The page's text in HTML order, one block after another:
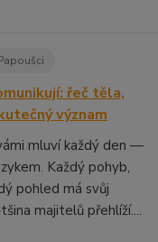
řeč těla,
význam
mluví každý den —
Každý pohyb,
pohled má svůj
majitelů přehlíží....